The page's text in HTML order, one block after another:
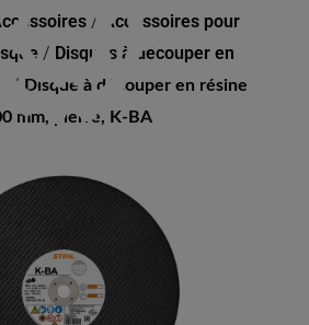
/
Accessoires pour
/ Disques à découper en
/ Disque à découper en résine
mm, pierre, K-BA